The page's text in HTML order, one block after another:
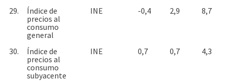
29.
Índice de
precios al
consumo
general
INE -0,4 2,9 8,7
30.
Índice de
precios al
consumo
subyacente
INE 0,7 0,7 4,3